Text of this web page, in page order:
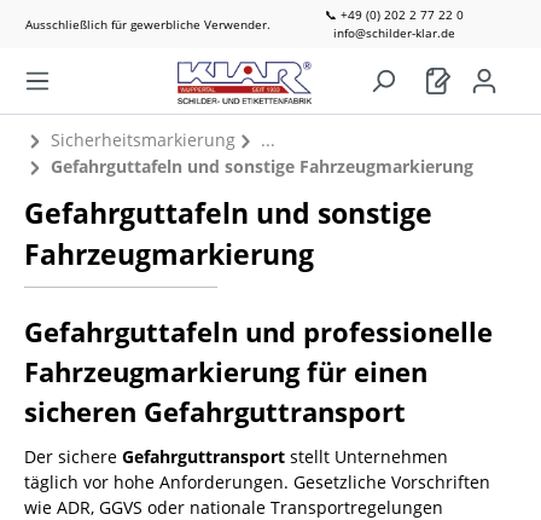
Ausschließlich für gewerbliche Verwender.
📞 +49 (0) 202 2 77 22 0
info@schilder-klar.de
Sicherheitsmarkierung
Gefahrguttafeln und sonstige Fahrzeugmarkierung
Gefahrguttafeln und sonstige
Fahrzeugmarkierung
Gefahrguttafeln und professionelle
Fahrzeugmarkierung für einen
sicheren Gefahrguttransport
Der sichere Gefahrguttransport stellt Unternehmen
täglich vor hohe Anforderungen. Gesetzliche Vorschriften
wie ADR, GGVS oder nationale Transportregelungen